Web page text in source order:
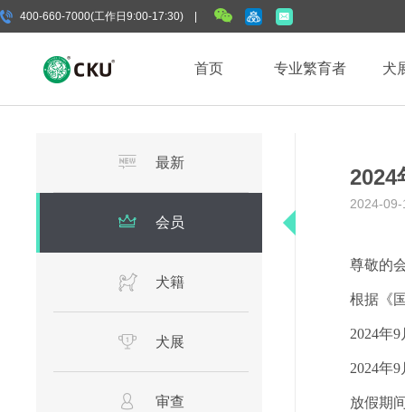
400-660-7000(工作日9:00-17:30) |
首页 专业繁育者 犬
最新
会员
犬籍
犬展
审查
2024
2024-
尊敬的
根据《
2024年9
2024年
放假期